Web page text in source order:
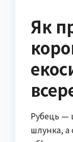
Як
Рубець —
шлунка,